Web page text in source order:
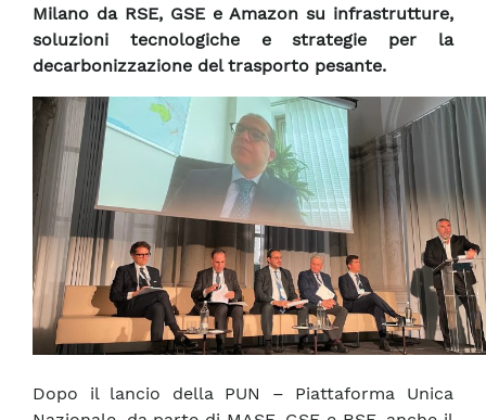
Milano da RSE, GSE e Amazon su infrastrutture,
soluzioni tecnologiche e strategie per la
decarbonizzazione del trasporto pesante.
Dopo il lancio della PUN – Piattaforma Unica